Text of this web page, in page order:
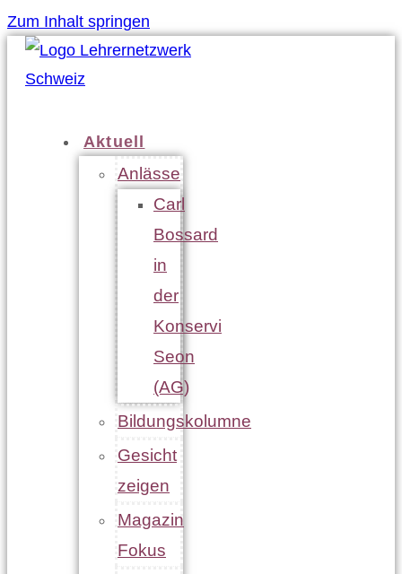
Zum Inhalt springen
Aktuell
Anlässe
Carl
Bossard
in
der
Konservi
Seon
(AG)
Bildungskolumne
Gesicht
zeigen
Magazin
Fokus